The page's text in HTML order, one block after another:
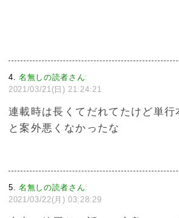
4 名無しの読者さん:
2021/03/21(日) 21:24:21
連載時は長くてだれてたけど単行
と案外悪くなかったな
5 名無しの読者さん:
2021/03/22(月) 03:28:29